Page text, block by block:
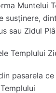
Muntelui
susținere,
sau Zidul
pasarela
Templului